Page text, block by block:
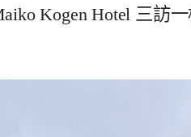
Kogen Hotel 三訪一